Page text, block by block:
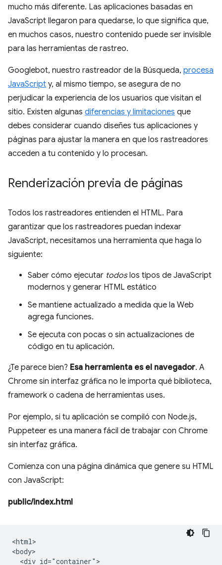
mucho más diferente. Las aplicaciones basadas en
JavaScript llegaron para quedarse, lo que significa que,
en muchos casos, nuestro contenido puede ser invisible
para las herramientas de rastreo.
Googlebot, nuestro rastreador de la Búsqueda, procesa
JavaScript y, al mismo tiempo, se asegura de no
perjudicar la experiencia de los usuarios que visitan el
sitio. Existen algunas diferencias y limitaciones que
debes considerar cuando diseñes tus aplicaciones y
páginas para ajustar la manera en que los rastreadores
acceden a tu contenido y lo procesan.
Renderización previa de páginas
Todos los rastreadores entienden el HTML. Para
garantizar que los rastreadores puedan indexar
JavaScript, necesitamos una herramienta que haga lo
siguiente:
Saber cómo ejecutar todoslos tipos de JavaScript
modernos y generar HTML estático
Se mantiene actualizado a medida que la Web
agrega funciones.
Se ejecuta con pocas o sin actualizaciones de
código en tu aplicación.
¿Te parece bien? Esa herramienta es el navegador. A
Chrome sin interfaz gráfica no le importa qué biblioteca,
framework o cadena de herramientas uses.
Por ejemplo, si tu aplicación se compiló con Node.js,
Puppeteer es una manera fácil de trabajar con Chrome
sin interfaz gráfica.
Comienza con una página dinámica que genere su HTML
con JavaScript:
public/index.html
<html>
<body>
  <div id="container">